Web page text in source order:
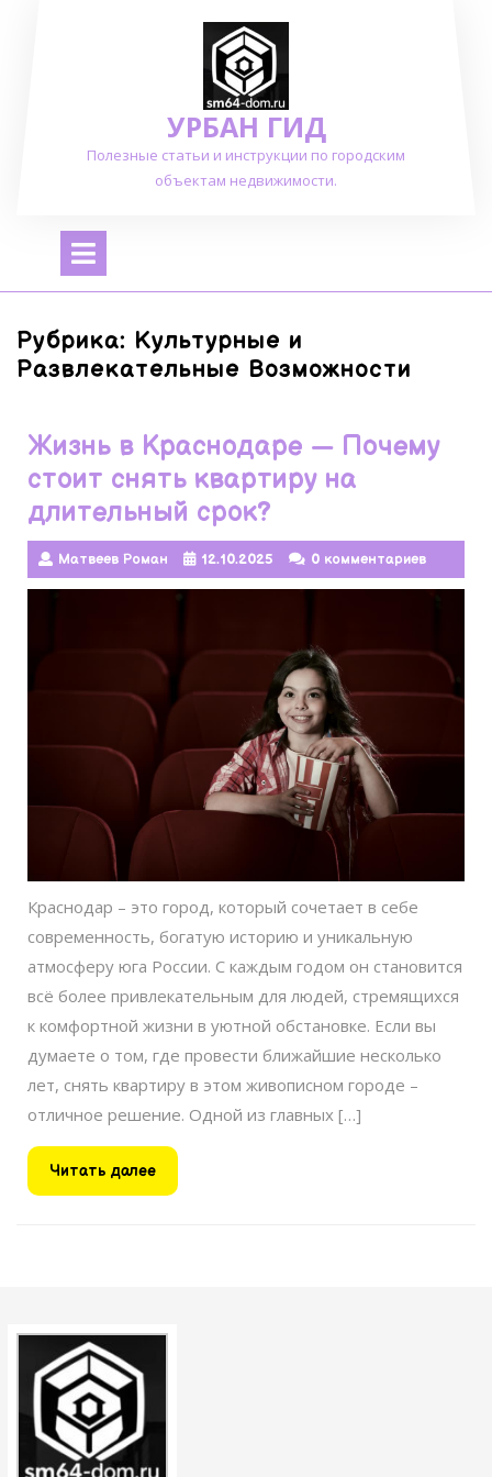
УРБАН ГИД
Полезные статьи и инструкции по городским
объектам недвижимости.
Открыть
Рубрика: Культурные и
Развлекательные Возможности
Жизнь в Краснодаре — Почему
стоит снять квартиру на
длительный срок?
Матвеев Роман 12.10.2025 0 комментариев
Краснодар – это город, который сочетает в себе
современность, богатую историю и уникальную
атмосферу юга России. С каждым годом он становится
всё более привлекательным для людей, стремящихся
к комфортной жизни в уютной обстановке. Если вы
думаете о том, где провести ближайшие несколько
лет, снять квартиру в этом живописном городе –
отличное решение. Одной из главных […]
Читать далееЧитать
далее